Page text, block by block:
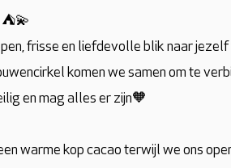
⛺️💫
frisse en liefdevolle blik naar
komen we samen om te
en mag alles er zijn🧡
warme kop cacao terwijl we ons